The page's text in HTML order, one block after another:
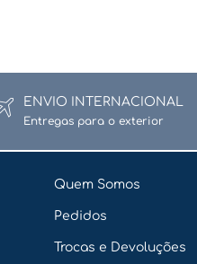
ENVIO INTERNACIONAL
Entregas para o exterior
Quem Somos
Pedidos
Trocas e Devoluções